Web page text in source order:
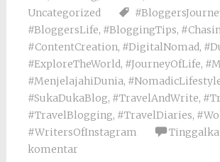
Uncategorized
#BloggersLife, #BloggingTips,
#ContentCreation, #DigitalNomad,
#ExploreTheWorld, #JourneyOfLife,
#MenjelajahiDunia,
#SukaDukaBlog, #TravelAndWrite,
#TravelBlogging, #TravelDiaries,
#WritersOfInstagram
komentar